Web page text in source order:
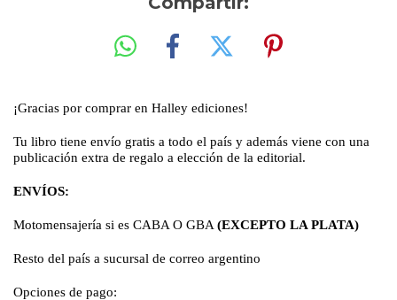
¡Gracias por comprar en Halley ediciones!
Tu libro tiene envío gratis a todo el país y además viene con una
publicación extra de regalo a elección de la editorial.
ENVÍOS:
Motomensajería si es CABA O GBA (EXCEPTO LA PLATA)
Resto del país a sucursal de correo argentino
Opciones de pago: